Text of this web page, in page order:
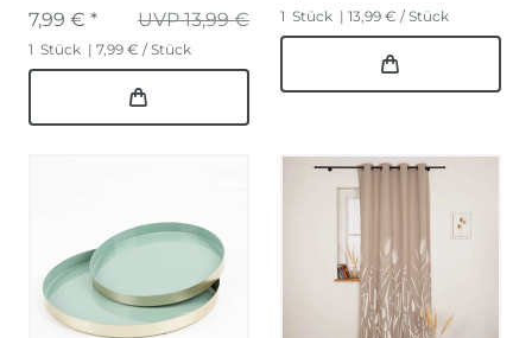
UVP 13,99 €
7,99 € *
1 Stück | 7,99 € / Stück
1 Stück | 13,99 € / Stück